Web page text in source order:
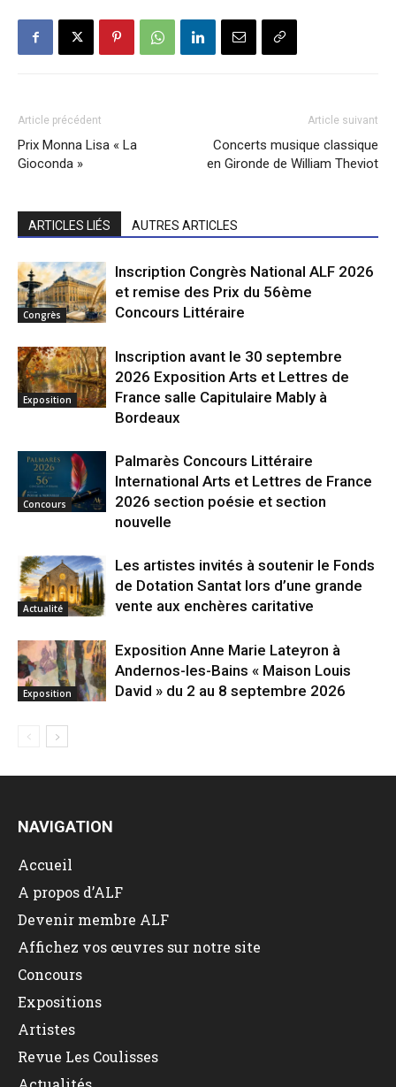
Article précédent
Prix Monna Lisa « La
Gioconda »
Article suivant
Concerts musique classique
en Gironde de William Theviot
ARTICLES LIÉS AUTRES ARTICLES
Congrès
Inscription Congrès National ALF 2026
et remise des Prix du 56ème
Concours Littéraire
Exposition
Inscription avant le 30 septembre
2026 Exposition Arts et Lettres de
France salle Capitulaire Mably à
Bordeaux
Concours
Palmarès Concours Littéraire
International Arts et Lettres de France
2026 section poésie et section
nouvelle
Actualité
Les artistes invités à soutenir le Fonds
de Dotation Santat lors d’une grande
vente aux enchères caritative
Exposition
Exposition Anne Marie Lateyron à
Andernos-les-Bains « Maison Louis
David » du 2 au 8 septembre 2026
NAVIGATION
Accueil
A propos d’ALF
Devenir membre ALF
Affichez vos œuvres sur notre site
Concours
Expositions
Artistes
Revue Les Coulisses